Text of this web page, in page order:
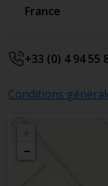
France
+33 (0) 4 94 55
Conditions
−